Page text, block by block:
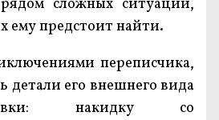
рядом сложных ситуаций,
ему предстоит найти.
переписчика,
детали его внешнего вида
накидку со